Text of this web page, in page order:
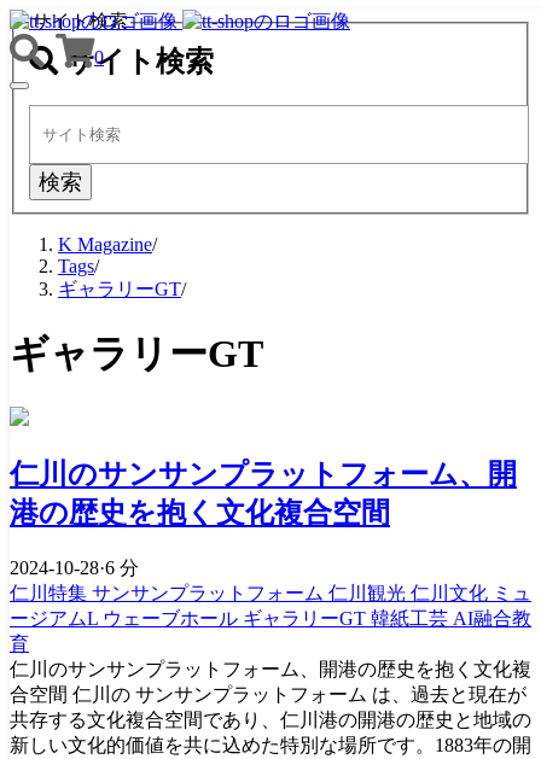
0
TOGGLE
NAVIGATION
サイト検索
サイト検索
検索
K Magazine/
Tags/
ギャラリーGT/
ギャラリーGT
仁川のサンサンプラットフォーム、開
港の歴史を抱く文化複合空間
2024-10-28·6 分
仁川特集 サンサンプラットフォーム 仁川観光 仁川文化 ミュ
ージアムL ウェーブホール ギャラリーGT 韓紙工芸 AI融合教
育
仁川のサンサンプラットフォーム、開港の歴史を抱く文化複
合空間 仁川の サンサンプラットフォーム は、過去と現在が
共存する文化複合空間であり、仁川港の開港の歴史と地域の
新しい文化的価値を共に込めた特別な場所です。1883年の開